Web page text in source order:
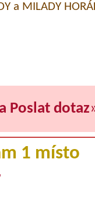
a MILADY
Poslat dotaz
1 místo